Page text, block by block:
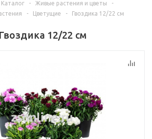
Каталог - Живые растения и цветы
-
- Цветущие - Гвоздика 12/22 см
Гвоздика 12/22 см